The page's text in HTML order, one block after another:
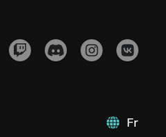
Fr